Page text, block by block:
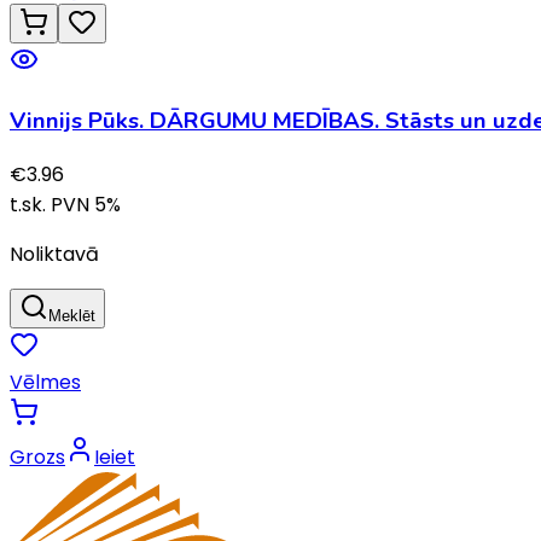
Vinnijs Pūks. DĀRGUMU MEDĪBAS. Stāsts un
€3.96
t.sk. PVN 5%
Noliktavā
Meklēt
Vēlmes
Grozs Ieiet